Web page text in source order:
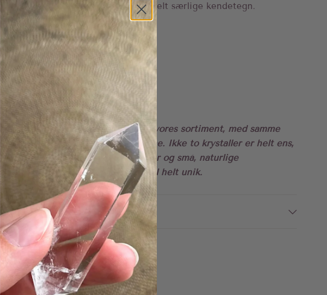
Hver palm stone kommer med sine helt særlige kendetegn.
cirka 5-7 cm
Krystallens oprindelse:
Madagascar
Rensemetode:
Alle
Fisk, Krebs & Skorpion
Chakra:
Vi vælger en smuk krystal til dig fra vores sortiment, med samme
kvalitet som krystallerne på billederne. Ikke to krystaller er helt ens,
og kan derfor variere i farve, mønster og små, naturlige
"uperfektheder", som gør hver krystal helt unik.
Fragt & retur